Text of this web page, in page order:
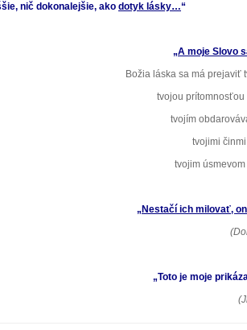
nič dokonalejšie, ako dotyk lásky…“
„A moje Slovo
Božia láska sa má prejaviť
tvojou prítomnosťou
tvojím
tvojimi činmi
tvojim
„Nestačí ich milovať,
„Toto je moje